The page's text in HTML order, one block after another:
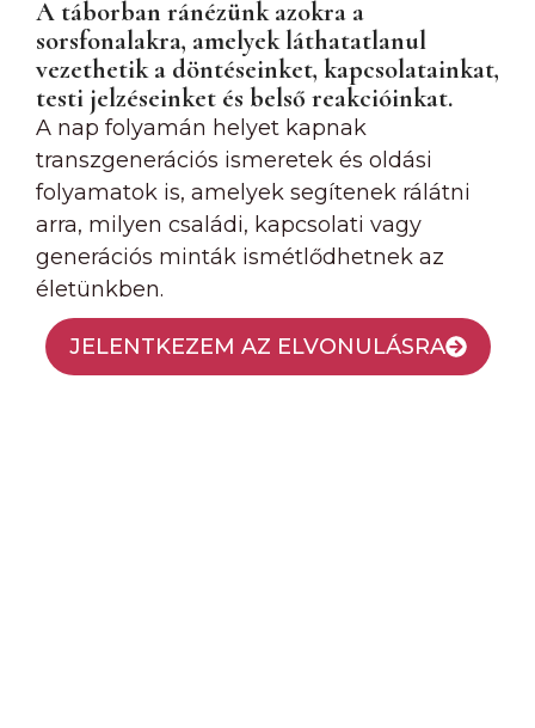
A táborban ránézünk azokra a
sorsfonalakra, amelyek láthatatlanul
vezethetik a döntéseinket, kapcsolatainkat,
testi jelzéseinket és belső reakcióinkat.
A nap folyamán helyet kapnak
transzgenerációs ismeretek és oldási
folyamatok is, amelyek segítenek rálátni
arra, milyen családi, kapcsolati vagy
generációs minták ismétlődhetnek az
életünkben.
JELENTKEZEM AZ ELVONULÁSRA